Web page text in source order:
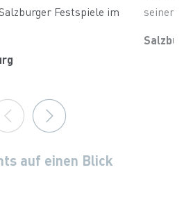
Festspiele im
seinen
auf einen Blick